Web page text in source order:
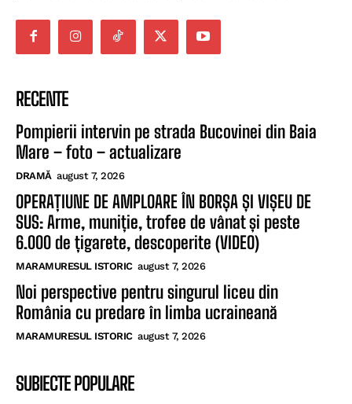
RECENTE
Pompierii intervin pe strada Bucovinei din Baia
Mare – foto – actualizare
DRAMĂ august 7, 2026
OPERAȚIUNE DE AMPLOARE ÎN BORȘA ȘI VIȘEU DE
SUS: Arme, muniție, trofee de vânat și peste
6.000 de țigarete, descoperite (VIDEO)
MARAMURESUL ISTORIC august 7, 2026
Noi perspective pentru singurul liceu din
România cu predare în limba ucraineană
MARAMURESUL ISTORIC august 7, 2026
SUBIECTE POPULARE